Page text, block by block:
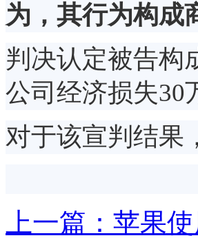
为，其行为构成
判决认定被告构
公司经济损失30
对于该宣判结果
上一篇： 苹果